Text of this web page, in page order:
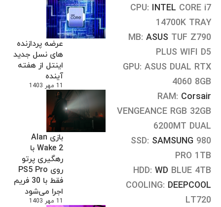
عرضه پردازنده
های نسل جدید
اینتل از هفته
آینده
11 مهر 1403
بازی Alan
Wake 2 با
رهگیری پرتو
روی PS5 Pro
فقط با 30 فریم
اجرا می‌شود
11 مهر 1403
CPU: INTEL CORE i7
14700K TRAY
MB: ASUS TUF Z790
PLUS WIFI D5
GPU: ASUS DUAL RTX
4060 8GB
RAM: Corsair
VENGEANCE RGB 32GB
6200MT DUAL
SSD: SAMSUNG 980
PRO 1TB
HDD: WD BLUE 4TB
COOLING: DEEPCOOL
LT720